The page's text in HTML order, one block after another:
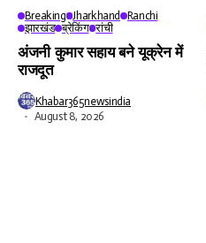
Breaking Jharkhand
Ranchi
झारखंड ब्रेकिंग रांची
अंजनी कुमार सहाय बने यूक्रेन में
राजदूत
Khabar365newsindia
August 8, 2026